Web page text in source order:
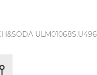
ULM01068S.U496